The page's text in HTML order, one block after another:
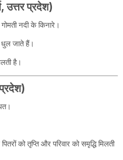
उत्तर प्रदेश)
नदी के किनारे।
धुल जाते हैं।
है।
प्रदेश)
को तृप्ति और परिवार को समृद्धि मिलती